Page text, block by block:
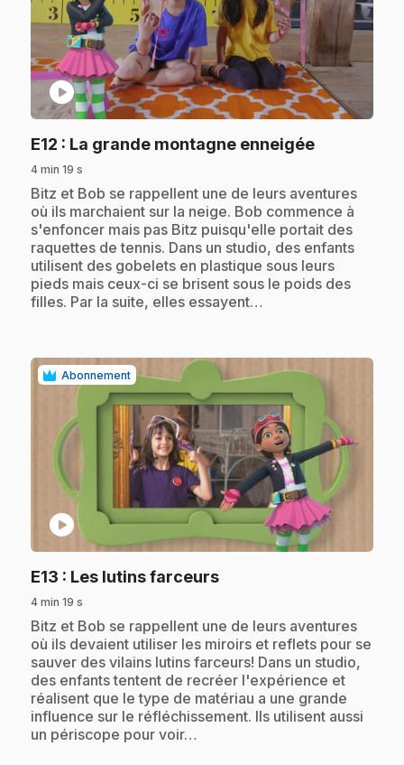
play_circle
E12 : La grande montagne enneigée.
4 min 19 s
.Bitz et Bob se rappellent une de leurs aventures
où ils marchaient sur la neige. Bob commence à
s'enfoncer mais pas Bitz puisqu'elle portait des
raquettes de tennis. Dans un studio, des enfants
utilisent des gobelets en plastique sous leurs
pieds mais ceux-ci se brisent sous le poids des
filles. Par la suite, elles essayent…
Abonnement
play_circle
E13 : Les lutins farceurs.
4 min 19 s
.Bitz et Bob se rappellent une de leurs aventures
où ils devaient utiliser les miroirs et reflets pour se
sauver des vilains lutins farceurs! Dans un studio,
des enfants tentent de recréer l'expérience et
réalisent que le type de matériau a une grande
influence sur le réfléchissement. Ils utilisent aussi
un périscope pour voir…